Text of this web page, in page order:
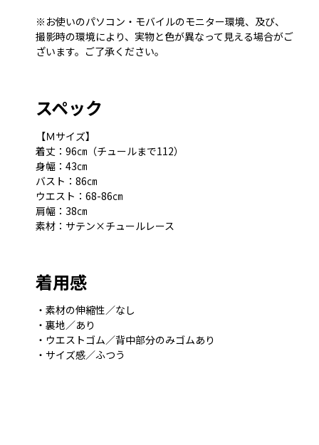
※お使いのパソコン・モバイルのモニター環境、及び、
撮影時の環境により、実物と色が異なって見える場合がご
ざいます。ご了承ください。
スペック
【Ｍサイズ】
着丈：96㎝（チュールまで112）
身幅：43㎝
バスト：86㎝
ウエスト：68-86㎝
肩幅：38㎝
素材：サテン×チュールレース
着用感
・素材の伸縮性／なし
・裏地／あり
・ウエストゴム／背中部分のみゴムあり
・サイズ感／ふつう